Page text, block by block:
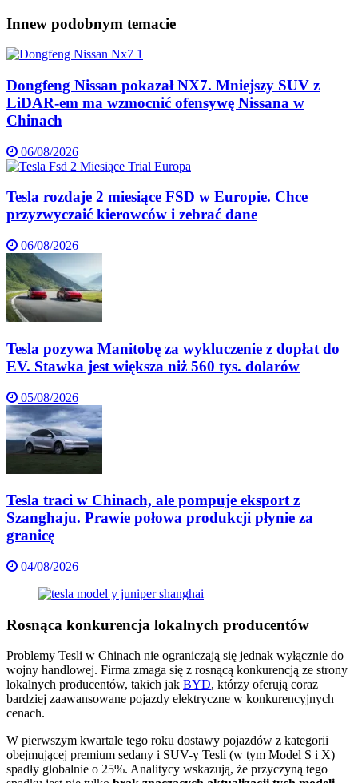
Innew podobnym temacie
Dongfeng Nissan pokazał NX7. Mniejszy SUV z
LiDAR-em ma wzmocnić ofensywę Nissana w
Chinach
06/08/2026
Tesla rozdaje 2 miesiące FSD w Europie. Chce
przyzwyczaić kierowców i zebrać dane
06/08/2026
Tesla pozywa Manitobę za wykluczenie z dopłat do
EV. Stawka jest większa niż 560 tys. dolarów
05/08/2026
Tesla traci w Chinach, ale pompuje eksport z
Szanghaju. Prawie połowa produkcji płynie za
granicę
04/08/2026
Rosnąca konkurencja lokalnych producentów
Problemy Tesli w Chinach nie ograniczają się jednak wyłącznie do
wojny handlowej. Firma zmaga się z rosnącą konkurencją ze strony
lokalnych producentów, takich jak BYD, którzy oferują coraz
bardziej zaawansowane pojazdy elektryczne w konkurencyjnych
cenach.
W pierwszym kwartale tego roku dostawy pojazdów z kategorii
obejmującej premium sedany i SUV-y Tesli (w tym Model S i X)
spadły globalnie o 25%. Analitycy wskazują, że przyczyną tego